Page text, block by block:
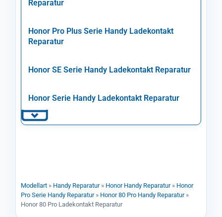
Reparatur
Honor Pro Plus Serie Handy Ladekontakt
Reparatur
Honor SE Serie Handy Ladekontakt Reparatur
Honor Serie Handy Ladekontakt Reparatur
Modellart » Handy Reparatur» Honor Handy Reparatur» Honor
Pro Serie Handy Reparatur» Honor 80 Pro Handy Reparatur»
Honor 80 Pro Ladekontakt Reparatur